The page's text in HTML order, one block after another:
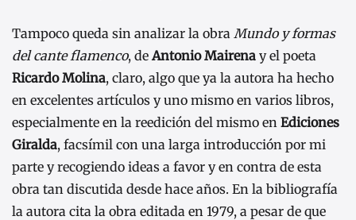
Tampoco queda sin analizar la obra Mundo y formas
del cante flamenco, de Antonio Mairena y el poeta
Ricardo Molina, claro, algo que ya la autora ha hecho
en excelentes artículos y uno mismo en varios libros,
especialmente en la reedición del mismo en Ediciones
Giralda, facsímil con una larga introducción por mi
parte y recogiendo ideas a favor y en contra de esta
obra tan discutida desde hace años. En la bibliografía
la autora cita la obra editada en 1979, a pesar de que